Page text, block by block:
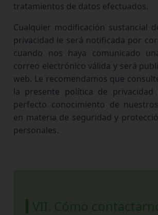
tratamientos de datos efectuados.
Cualquier modificación sustancial
privacidad le será notificada por
cuando nos haya comunicado
correo electrónico válida y será
web. Le recomendamos que
la presente política de
perfecto conocimiento de
en materia de seguridad y
personales.
VII. Cómo